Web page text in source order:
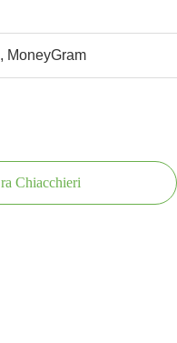
MoneyGram
Chiacchieri